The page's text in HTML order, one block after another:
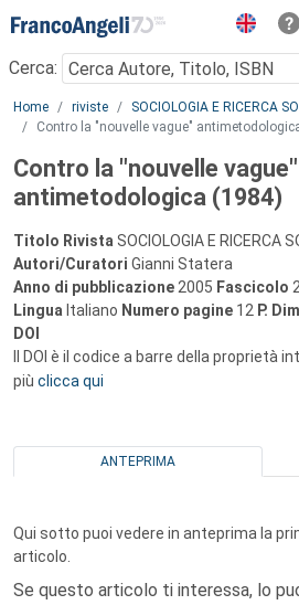
Menu
Cerca:
Main content
Home riviste SOCIOLOGIA E RICERCA
Contro la "nouvelle vague"
Contro la "nouvelle vague"
antimetodologica (1984)
Titolo Rivista SOCIOLOGIA E RICERCA
Autori/Curatori Gianni Statera
Anno di pubblicazione 2005 Fascicolo
Lingua Italiano Numero pagine 12 P.
DOI
Il DOI è il codice a barre della proprietà
più clicca qui
ANTEPRIMA
Qui sotto puoi vedere in anteprima la
articolo.
Se questo articolo ti interessa, lo